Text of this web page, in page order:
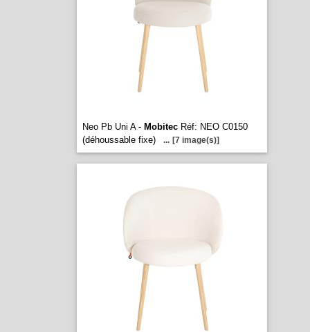
Neo Pb Uni A - MobitecRéf: NEO C0150
(déhoussable fixe)
... [7 image(s)]